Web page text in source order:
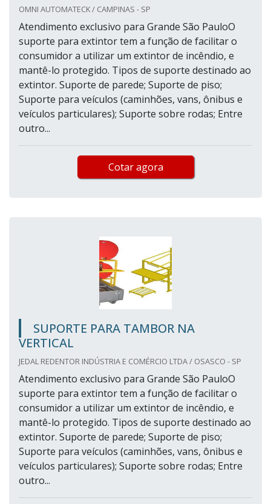
OMNI AUTOMATECK / CAMPINAS - SP
Atendimento exclusivo para Grande São PauloO
suporte para extintor tem a função de facilitar o
consumidor a utilizar um extintor de incêndio, e
mantê-lo protegido. Tipos de suporte destinado ao
extintor. Suporte de parede; Suporte de piso;
Suporte para veículos (caminhões, vans, ônibus e
veículos particulares); Suporte sobre rodas; Entre
outro...
Cotar agora
SUPORTE PARA TAMBOR NA
VERTICAL
JEDAL REDENTOR INDÚSTRIA E COMÉRCIO LTDA / OSASCO - SP
Atendimento exclusivo para Grande São PauloO
suporte para extintor tem a função de facilitar o
consumidor a utilizar um extintor de incêndio, e
mantê-lo protegido. Tipos de suporte destinado ao
extintor. Suporte de parede; Suporte de piso;
Suporte para veículos (caminhões, vans, ônibus e
veículos particulares); Suporte sobre rodas; Entre
outro...